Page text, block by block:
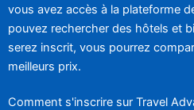
vous avez accès à la plateforme
pouvez rechercher des hôtels et
serez inscrit, vous pourrez
meilleurs prix.
Comment s'inscrire sur Travel